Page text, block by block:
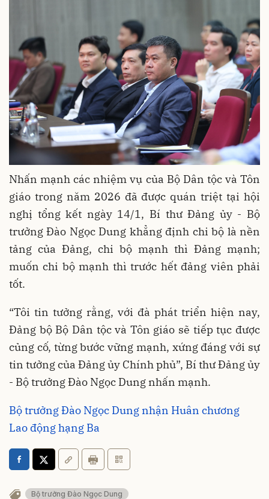
Nhấn mạnh các nhiệm vụ của Bộ Dân tộc và Tôn
giáo trong năm 2026 đã được quán triệt tại hội
nghị tổng kết ngày 14/1, Bí thư Đảng ủy - Bộ
trưởng Đào Ngọc Dung khẳng định chi bộ là nền
tảng của Đảng, chi bộ mạnh thì Đảng mạnh;
muốn chi bộ mạnh thì trước hết đảng viên phải
tốt.
“Tôi tin tưởng rằng, với đà phát triển hiện nay,
Đảng bộ Bộ Dân tộc và Tôn giáo sẽ tiếp tục được
củng cố, từng bước vững mạnh, xứng đáng với sự
tin tưởng của Đảng ủy Chính phủ”, Bí thư Đảng ủy
- Bộ trưởng Đào Ngọc Dung nhấn mạnh.
Bộ trưởng Đào Ngọc Dung nhận Huân chương
Lao động hạng Ba
Bộ trưởng Đào Ngọc Dung